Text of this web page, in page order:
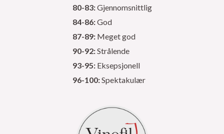
80-83:Gjennomsnittlig
84-86:God
87-89:Meget god
90-92:Strålende
93-95:Eksepsjonell
96-100:Spektakulær